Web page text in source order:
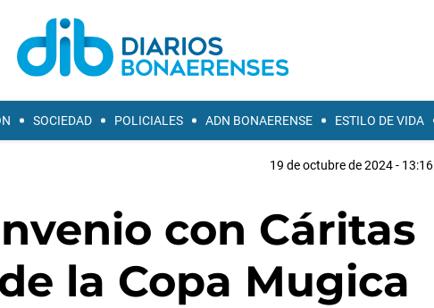
SOCIEDAD POLICIALES ADN BONAERENSE ESTILO DE VIDA
19 de octubre de 2024 - 13:16
con Cáritas
la Copa Mugica